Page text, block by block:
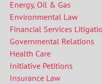
Energy, Oil & Gas
Environmental Law
Financial Services
Governmental Relations
Health Care
Initiative Petitions
Insurance Law